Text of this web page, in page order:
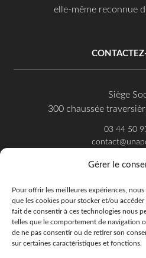
Gérer le
Pour offrir les meilleures expériences,
que les cookies pour stocker et/ou
fait de consentir à ces technologies nous
telles que le comportement de navigation
de ne pas consentir ou de retirer son
sur certaines caractéristiques et fonctions.
elle-même reconnue
Siège
300 chaussée
03 44 50